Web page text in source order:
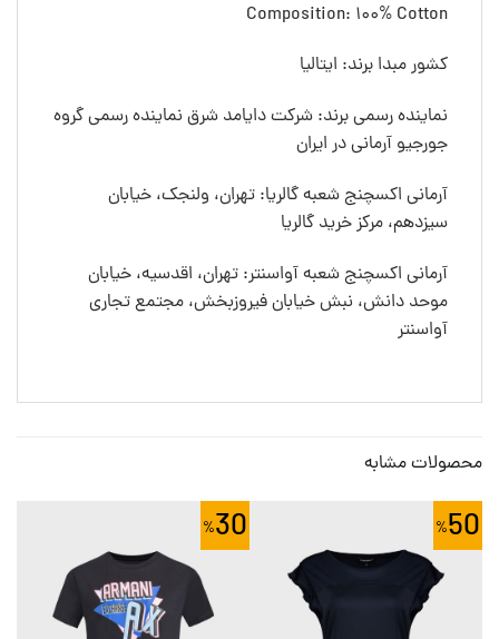
Composition: 100% Cotton
کشور مبدا برند: ایتالیا
نماینده رسمی برند: شرکت دایامد شرق نماینده رسمی گروه
جورجیو آرمانی در ایران
آرمانی اکسچنج شعبه گالریا: تهران، ولنجک، خیابان
سیزدهم، مرکز خرید گالریا
آرمانی اکسچنج شعبه آواسنتر: تهران، اقدسیه، خیابان
موحد دانش، نبش خیابان فیروزبخش، مجتمع تجاری
آواسنتر
محصولات مشابه
50
30